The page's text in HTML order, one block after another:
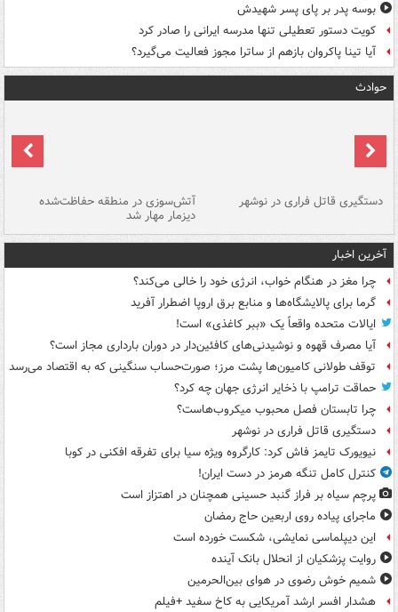
بوسه‌ پدر بر پای پسر شهیدش
کویت دستور تعطیلی تنها مدرسه ایرانی را صادر کرد
آیا تینا پاکروان بازهم از ساترا مجوز فعالیت می‌گیرد؟
حوادث
دستگیری قاتل فراری در نوشهر آتش‌سوزی در منطقه حفاظت‌شده
دیزمار مهار شد
آخرین اخبار
چرا مغز در هنگام خواب، انرژی خود را خالی می‌کند؟
گرما برای پالایشگاه‌ها و منابع برق اروپا اضطرار آفرید
ایالات متحده واقعاً یک «ببر کاغذی» است!
آیا مصرف قهوه و نوشیدنی‌های کافئین‌دار در دوران بارداری مجاز است؟
توقف طولانی کامیون‌ها پشت مرز؛ صورت‌حساب سنگینی که به اقتصاد می‌رسد
حماقت ترامپ با ذخایر انرژی جهان چه کرد؟
چرا تابستان فصل محبوب میکروب‌هاست؟
دستگیری قاتل فراری در نوشهر
نیویورک تایمز فاش کرد: کارگروه ویژه سیا برای تفرقه افکنی در کوبا
کنترل کامل تنگه هرمز در دست ایران!
پرچم سیاه بر فراز گنبد حسینی همچنان در اهتزاز است
ماجرای پیاده روی اربعین حاج رمضان
این دیپلماسی نمایشی، شکست خورده است
روایت پزشکیان از انحلال بانک آینده
شمیم خوش رضوی در هوای بین‌الحرمین
هشدار افسر ارشد آمریکایی به کاخ سفید +فیلم